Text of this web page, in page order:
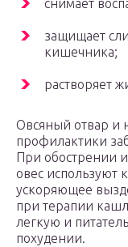
снимает
защищает
кишечника;
растворяет
Овсяный отвар и
профилактики
При обострении
овес используют
ускоряющее
при терапии
легкую и
похудении.